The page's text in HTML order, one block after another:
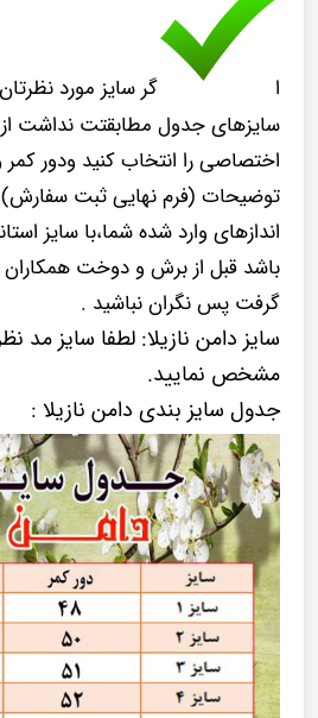
ا
گر سایز مورد
سایزهای جدول مطابقتت نداشت
اختصاصی را انتخاب کنید ودور
توضیحات (فرم نهایی ثبت سفارش)
اندازهای وارد شده شما،با سایز
باشد قبل از برش و دوخت
گرفت پس نگران نباشید .
سایز دامن نازیلا: لطفا سایز مد
مشخص نمایید.
جدول سایز بندی دامن نازیلا :